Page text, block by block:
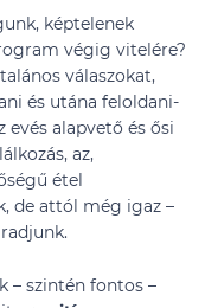
képtelenek
végig vitelére?
válaszokat,
és utána feloldani-
alapvető és ősi
az,
étel
de attól még igaz –
– szintén fontos –